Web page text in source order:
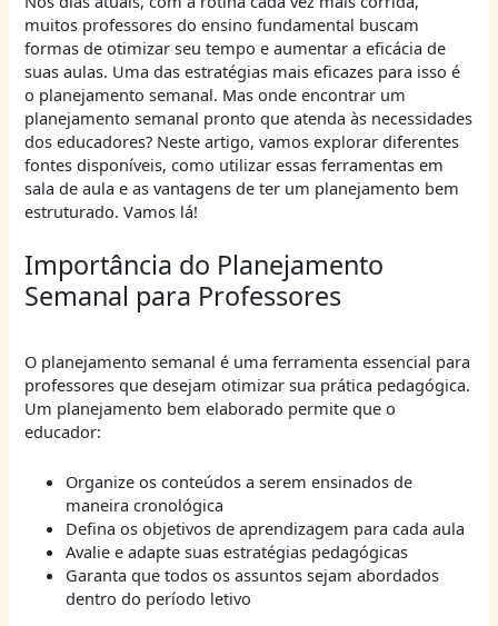
muitos professores do ensino fundamental buscam
formas de otimizar seu tempo e aumentar a eficácia de
suas aulas. Uma das estratégias mais eficazes para isso é
o planejamento semanal. Mas onde encontrar um
planejamento semanal pronto que atenda às necessidades
dos educadores? Neste artigo, vamos explorar diferentes
fontes disponíveis, como utilizar essas ferramentas em
sala de aula e as vantagens de ter um planejamento bem
estruturado. Vamos lá!
Importância do Planejamento
Semanal para Professores
O planejamento semanal é uma ferramenta essencial para
professores que desejam otimizar sua prática pedagógica.
Um planejamento bem elaborado permite que o
educador:
Organize os conteúdos a serem ensinados de
maneira cronológica
Defina os objetivos de aprendizagem para cada aula
Avalie e adapte suas estratégias pedagógicas
Garanta que todos os assuntos sejam abordados
dentro do período letivo